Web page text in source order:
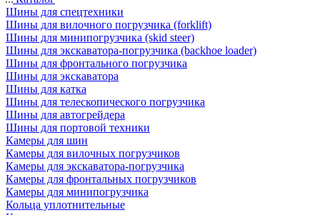
Шины для спецтехники
Шины для вилочного погрузчика (forklift)
Шины для минипогрузчика (skid steer)
Шины для экскаватора-погрузчика (backhoe loader)
Шины для фронтального погрузчика
Шины для экскаватора
Шины для катка
Шины для телескопического погрузчика
Шины для автогрейдера
Шины для портовой техники
Камеры для шин
Камеры для вилочных погрузчиков
Камеры для экскаватора-погрузчика
Камеры для фронтальных погрузчиков
Камеры для минипогрузчика
Кольца уплотнительные